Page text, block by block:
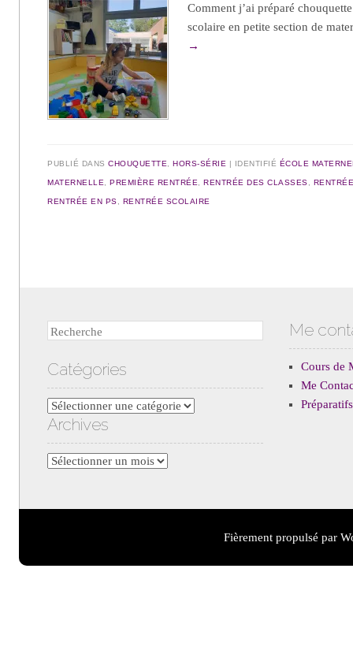
Comment j’ai préparé
scolaire en petite section de
→
PUBLIÉ DANSCHOUQUETTE ,HORS-SÉRIE IDENTIFIÉ ÉCOLE
MATERNELLE ,PREMIÈRE RENTRÉE ,RENTRÉE DES CLASSES
RENTRÉE EN PS RENTRÉE SCOLAIRE
Recherche
Catégories
Catégories
Archives
Archives
Me
Cours de
Me
Fièrement propulsé par